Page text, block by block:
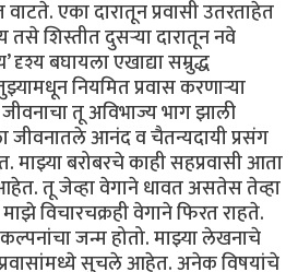
एका दारातून प्रवासी उतरताहेत
तसे शिस्तीत दुसऱ्या दारातून नवे
दृश्य बघायला एखाद्या सम्रुद्ध
नियमित प्रवास करणाऱ्या
तू अविभाज्य भाग झाली
आनंद व चैतन्यदायी प्रसंग
बरोबरचे काही सहप्रवासी आता
तू जेव्हा वेगाने धावत असतेस तेव्हा
विचारचक्रही वेगाने फिरत राहते.
जन्म होतो. माझ्या लेखनाचे
सुचले आहेत. अनेक विषयांचे